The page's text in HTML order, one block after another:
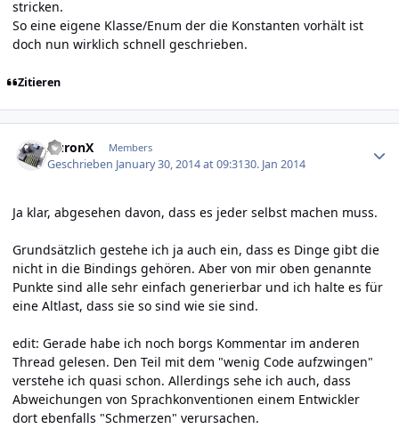
stricken.
So eine eigene Klasse/Enum der die Konstanten vorhält ist
doch nun wirklich schnell geschrieben.
Zitieren
AuronX Members
Geschrieben January 30, 2014 at 09:3130. Jan 2014
Ja klar, abgesehen davon, dass es jeder selbst machen muss.
Grundsätzlich gestehe ich ja auch ein, dass es Dinge gibt die
nicht in die Bindings gehören. Aber von mir oben genannte
Punkte sind alle sehr einfach generierbar und ich halte es für
eine Altlast, dass sie so sind wie sie sind.
edit: Gerade habe ich noch borgs Kommentar im anderen
Thread gelesen. Den Teil mit dem "wenig Code aufzwingen"
verstehe ich quasi schon. Allerdings sehe ich auch, dass
Abweichungen von Sprachkonventionen einem Entwickler
dort ebenfalls "Schmerzen" verursachen.